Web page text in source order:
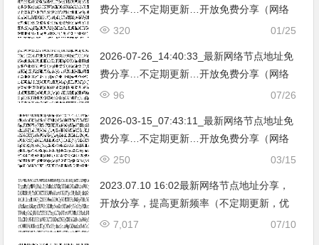
费分享…不定期更新…开放免费分享（网络
免费节点香港|日本|韩国|新加坡|台湾|马来西
01/25
320
2026-07-26_14:40:33_最新网络节点地址免
费分享…不定期更新…开放免费分享（网络
免费节点香港|日本|韩国|新加坡|台湾|马来西
07/26
96
2026-03-15_07:43:11_最新网络节点地址免
费分享…不定期更新…开放免费分享（网络
免费节点香港|日本|韩国|新加坡|台湾|马来西
03/15
250
2023.07.10 16:02最新网络节点地址分享，
开放分享，提高更新频率（不定期更新，优
化累积有新节点加入）。
07/10
7,017